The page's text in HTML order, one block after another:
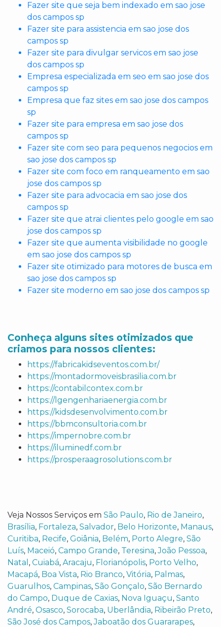
Fazer site que seja bem indexado em sao jose
dos campos sp
Fazer site para assistencia em sao jose dos
campos sp
Fazer site para divulgar servicos em sao jose
dos campos sp
Empresa especializada em seo em sao jose dos
campos sp
Empresa que faz sites em sao jose dos campos
sp
Fazer site para empresa em sao jose dos
campos sp
Fazer site com seo para pequenos negocios em
sao jose dos campos sp
Fazer site com foco em ranqueamento em sao
jose dos campos sp
Fazer site para advocacia em sao jose dos
campos sp
Fazer site que atrai clientes pelo google em sao
jose dos campos sp
Fazer site que aumenta visibilidade no google
em sao jose dos campos sp
Fazer site otimizado para motores de busca em
sao jose dos campos sp
Fazer site moderno em sao jose dos campos sp
Conheça alguns sites otimizados que
criamos para nossos clientes:
https://fabricakidseventos.com.br/
https://montadormoveisbrasilia.com.br
https://contabilcontex.com.br
https://lgengenhariaenergia.com.br
https://kidsdesenvolvimento.com.br
https://bbmconsultoria.com.br
https://impernobre.com.br
https://iluminedf.com.br
https://prosperaagrosolutions.com.br
Veja Nossos Serviços em São Paulo, Rio de Janeiro,
Brasília, Fortaleza, Salvador, Belo Horizonte, Manaus,
Curitiba, Recife, Goiânia, Belém, Porto Alegre, São
Luís, Maceió, Campo Grande, Teresina,João Pessoa,
Natal , Cuiabá, Aracaju, Florianópolis, Porto Velho,
Macapá, Boa Vista, Rio Branco, Vitória, Palmas,
Guarulhos, Campinas, São Gonçalo, São Bernardo
do Campo, Duque de Caxias, Nova Iguaçu, Santo
André, Osasco, Sorocaba, Uberlândia, Ribeirão Preto,
São José dos Campos,Jaboatão dos Guararapes,